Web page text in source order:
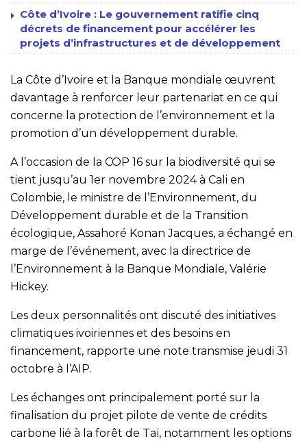
Côte d’Ivoire : Le gouvernement ratifie cinq
décrets de financement pour accélérer les
projets d’infrastructures et de développement
La Côte d’Ivoire et la Banque mondiale œuvrent
davantage à renforcer leur partenariat en ce qui
concerne la protection de l’environnement et la
promotion d’un développement durable.
A l’occasion de la COP 16 sur la biodiversité qui se
tient jusqu’au 1er novembre 2024 à Cali en
Colombie, le ministre de l’Environnement, du
Développement durable et de la Transition
écologique, Assahoré Konan Jacques, a échangé en
marge de l’événement, avec la directrice de
l’Environnement à la Banque Mondiale, Valérie
Hickey.
Les deux personnalités ont discuté des initiatives
climatiques ivoiriennes et des besoins en
financement, rapporte une note transmise jeudi 31
octobre à l’AIP.
Les échanges ont principalement porté sur la
finalisation du projet pilote de vente de crédits
carbone lié à la forêt de Taï, notamment les options